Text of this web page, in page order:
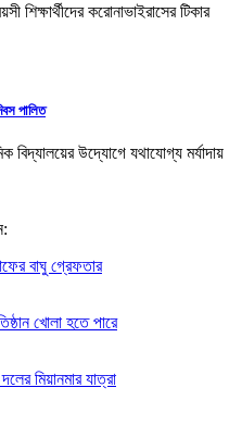
করোনাভাইরাসের টিকার
পালিত
বিদ্যালয়ের উদ্যোগে যথাযোগ্য মর্যাদায়
বাঘু গ্রেফতার
খোলা হতে পারে
মিয়ানমার যাত্রা